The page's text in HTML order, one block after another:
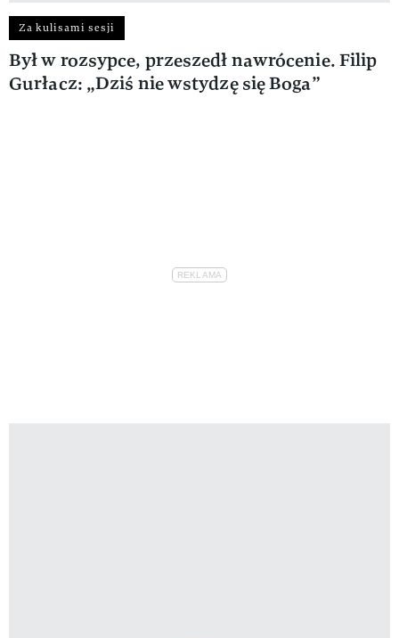
Za kulisami sesji
Był w rozsypce, przeszedł nawrócenie. Filip
Gurłacz: „Dziś nie wstydzę się Boga”